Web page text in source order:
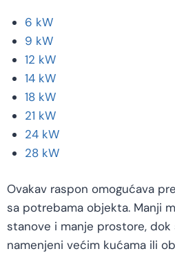
6 kW
9 kW
12 kW
14 kW
18 kW
21 kW
24 kW
28 kW
Ovakav raspon omogućava
sa potrebama objekta. Manji
stanove i manje prostore, dok
namenjeni većim kućama ili